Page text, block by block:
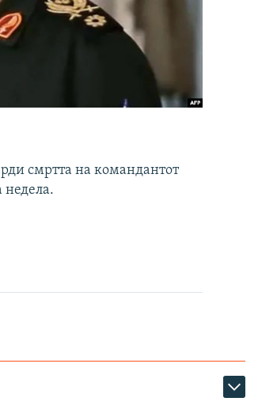
смртта на командантот
недела.